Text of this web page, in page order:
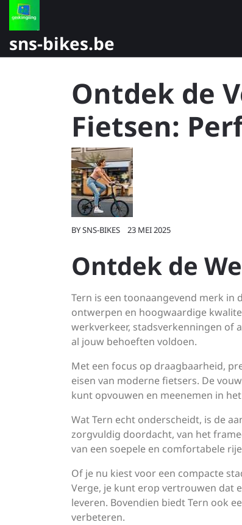
Skip
sns-bikes.be
Ontdek de
Fietsen:
BYSNS-BIKES 23 MEI 2025
Ontdek de
Tern is een toonaangevend merk in
ontwerpen en hoogwaardige
werkverkeer, stadsverkenningen of
al jouw behoeften voldoen.
Met een focus op draagbaarheid,
eisen van moderne fietsers. De
kunt opvouwen en meenemen in
Wat Tern echt onderscheidt, is de
zorgvuldig doordacht, van het
van een soepele en comfortabele
Of je nu kiest voor een compacte
Verge, je kunt erop vertrouwen dat
leveren. Bovendien biedt Tern ook
verbeteren.